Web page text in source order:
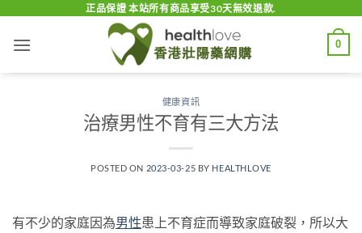
content
正品保證 本站所有商品享受30天無效退款.
0
健康資訊
治療男性不育有三大方法
POSTED ON 2023-03-25 BY HEALTHLOVE
有不少的家庭因為男性患上不育症而導致家庭破裂，所以大